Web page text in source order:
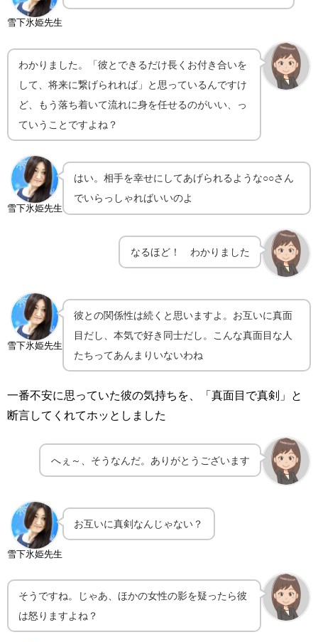
雪下氷姫先生
わかりました。「彼とできるだけ長くお付き合いを
して、将来に繋げられれば」と思っているんですけ
ど、もう落ち着いて流れに身を任せるのがいい、っ
ていうことですよね？
雪下氷姫先生
はい。相手を幸せにしてあげられるような○○さん
でいらっしゃればいいのよ
なるほど！ わかりました
雪下氷姫先生
彼との関係性は続くと思いますよ。お互いに真面
目だし、本気で好き同士だし。こんな真面目な人
たちってあんまりいないわね
一番不安に思っていた彼の気持ちを、「真面目で真剣」と
断言してくれてホッとしました
へぇ～、そうなんだ。ありがとうございます
雪下氷姫先生
お互いに真剣なんじゃない？
そうですね。じゃあ、ほかの女性の影を疑ったら彼
は怒りますよね？